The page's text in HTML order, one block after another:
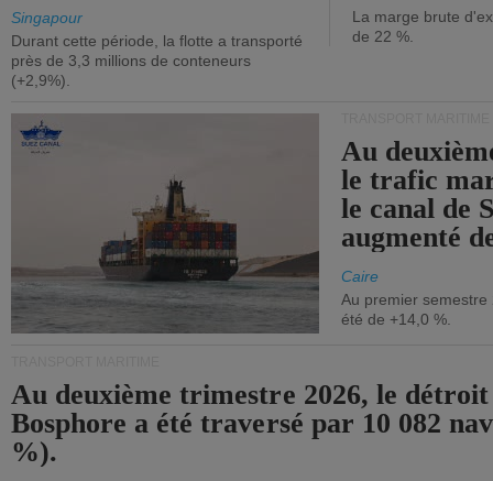
Singapour
Durant cette période, la flotte a transporté
près de 3,3 millions de conteneurs
(+2,9%).
La marge brute
de 22 %.
Au
le trafic
le canal de
augmenté
Caire
Au premier
été de +14,0 %.
Au deuxième trimestre 2026, le
Bosphore a été traversé par 10 082
%).